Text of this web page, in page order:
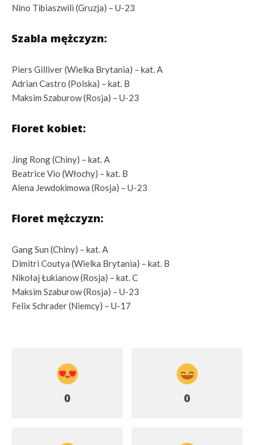
Nino Tibiaszwili (Gruzja) – U-23
Szabla mężczyzn:
Piers Gilliver (Wielka Brytania) – kat. A
Adrian Castro (Polska) – kat. B
Maksim Szaburow (Rosja) – U-23
Floret kobiet:
Jing Rong (Chiny) – kat. A
Beatrice Vio (Włochy) – kat. B
Alena Jewdokimowa (Rosja) – U-23
Floret mężczyzn:
Gang Sun (Chiny) – kat. A
Dimitri Coutya (Wielka Brytania) – kat. B
Nikołaj Łukianow (Rosja) – kat. C
Maksim Szaburow (Rosja) – U-23
Felix Schrader (Niemcy) – U-17
0 0